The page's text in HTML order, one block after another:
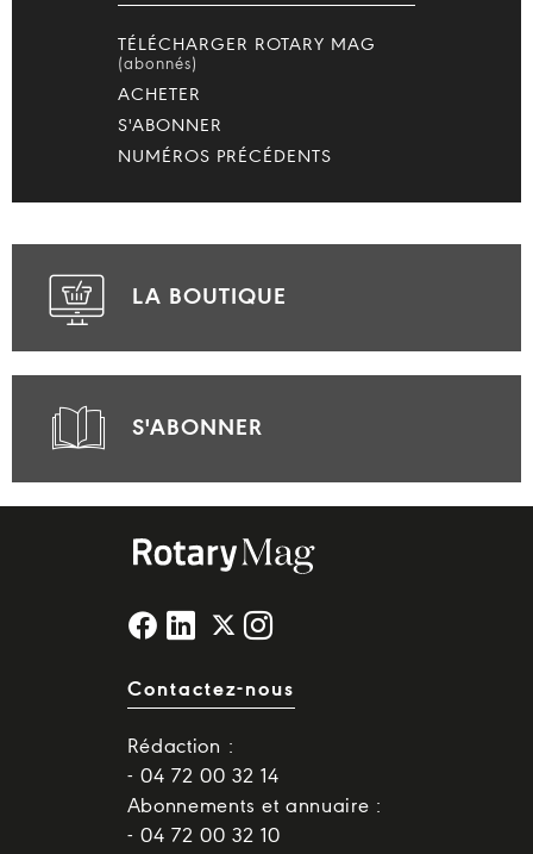
TÉLÉCHARGER ROTARY MAG
(abonnés)
ACHETER
S'ABONNER
NUMÉROS PRÉCÉDENTS
LA BOUTIQUE
S'ABONNER
Contactez-nous
Rédaction :
- 04 72 00 32 14
Abonnements et annuaire :
- 04 72 00 32 10